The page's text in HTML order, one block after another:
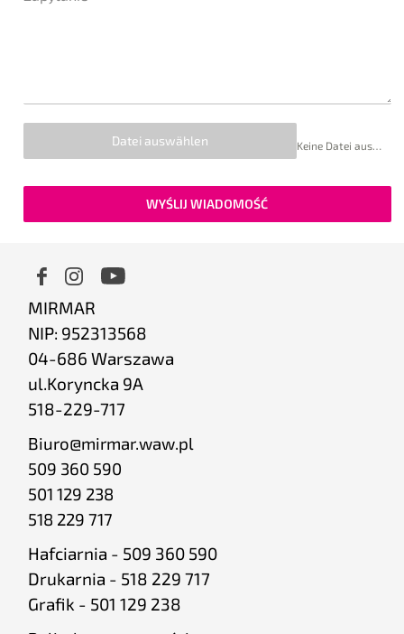
Datei auswählen Keine Datei ausgewählt
WYŚLIJ WIADOMOŚĆ
MIRMAR
NIP: 952313568
04-686 Warszawa
ul.Koryncka 9A
518-229-717
Biuro@mirmar.waw.pl
509 360 590
501 129 238
518 229 717
Hafciarnia - 509 360 590
Drukarnia - 518 229 717
Grafik - 501 129 238